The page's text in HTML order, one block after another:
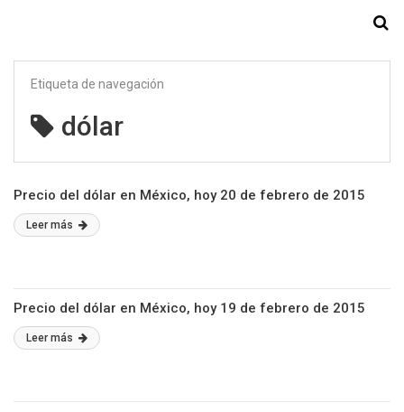
Etiqueta de navegación
dólar
Precio del dólar en México, hoy 20 de febrero de 2015
Leer más
Precio del dólar en México, hoy 19 de febrero de 2015
Leer más